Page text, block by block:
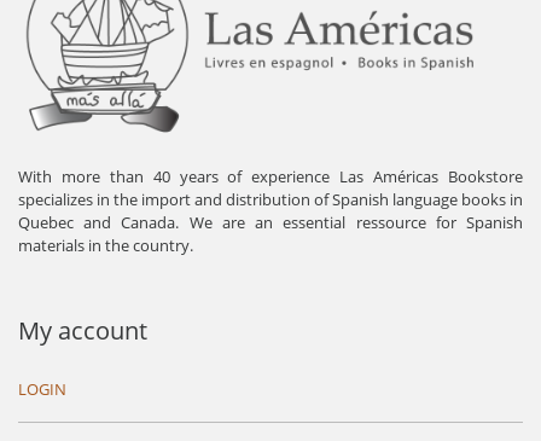
With more than 40 years of experience Las Américas Bookstore
specializes in the import and distribution of Spanish language books in
Quebec and Canada. We are an essential ressource for Spanish
materials in the country.
My account
LOGIN